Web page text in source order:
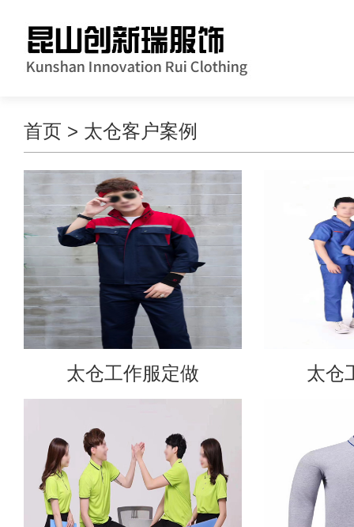
首页 > 太仓客户案例
太仓工作服定做 太仓